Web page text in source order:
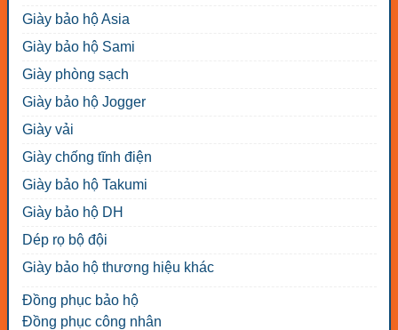
Giày bảo hộ Asia
Giày bảo hộ Sami
Giày phòng sạch
Giày bảo hộ Jogger
Giày vải
Giày chống tĩnh điện
Giày bảo hộ Takumi
Giày bảo hộ DH
Dép rọ bộ đội
Giày bảo hộ thương hiệu khác
Đồng phục bảo hộ
Đồng phục công nhân